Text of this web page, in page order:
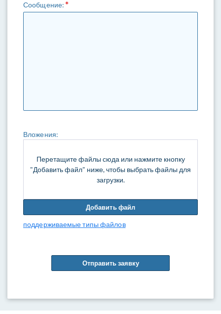
Сообщение:
Вложения:
Перетащите файлы сюда или нажмите кнопку
"Добавить файл" ниже, чтобы выбрать файлы для
загрузки.
Добавить файл
поддерживаемые типы файлов
Отправить заявку